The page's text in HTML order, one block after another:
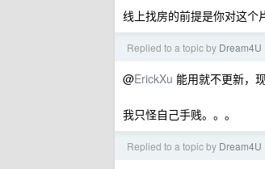
线上找房的前提是你对这个
Replied to a topic by Dream4U
@ErickXu 能用就不更新，
我只怪自己手贱。。。
Replied to a topic by Dream4U